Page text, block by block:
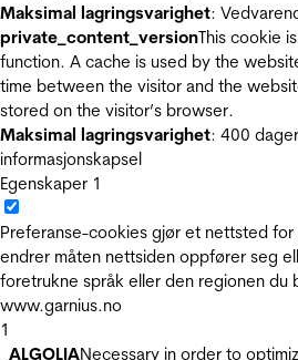
Maksimal lagringsvarighet:
private_content_versionThis cookie
function. A cache is used by the
time between the visitor and the
stored on the visitor’s browser.
Maksimal lagringsvarighet: 400 dager
informasjonskapsel
Egenskaper 1
Preferanse-cookies gjør et nettsted for
endrer måten nettsiden oppfører seg
foretrukne språk eller den regionen du
www.garnius.no
1
_ALGOLIANecessary in order to